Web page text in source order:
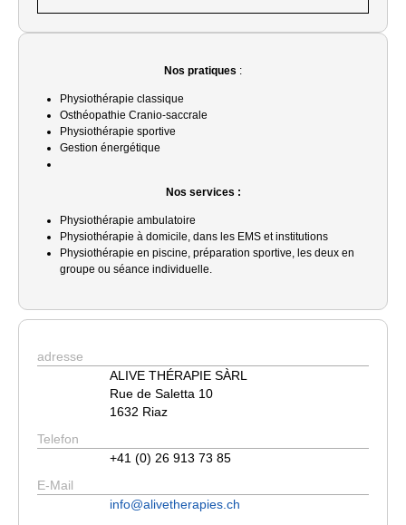
Nos pratiques :
Physiothérapie classique
Osthéopathie Cranio-saccrale
Physiothérapie sportive
Gestion énergétique
Nos services :
Physiothérapie ambulatoire
Physiothérapie à domicile, dans les EMS et institutions
Physiothérapie en piscine, préparation sportive, les deux en
groupe ou séance individuelle.
adresse
ALIVE THÉRAPIE SÀRL
Rue de Saletta 10
1632 Riaz
Telefon
+41 (0) 26 913 73 85
E-Mail
info@alivetherapies.ch